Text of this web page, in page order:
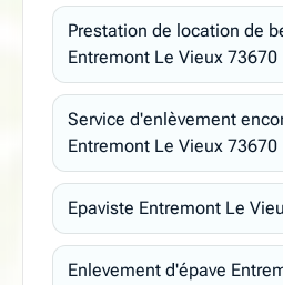
Prestation de location de
Entremont Le Vieux 73670
Service d'enlèvement
Entremont Le Vieux 73670
Epaviste Entremont Le
Enlevement d'épave